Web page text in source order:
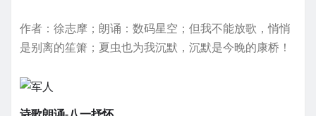
作者：徐志摩；朗诵：数码星空；但我不能放歌，悄悄
是别离的笙箫；夏虫也为我沉默，沉默是今晚的康桥！